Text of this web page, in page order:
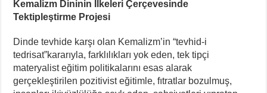
Kemalizm Dininin İlkeleri Çerçevesinde
Tektipleştirme Projesi
Dinde tevhide karşı olan Kemalizm’in “tevhid-i
tedrisat”kararıyla, farklılıkları yok eden, tek tipçi
materyalist eğitim politikalarını esas alarak
gerçekleştirilen pozitivist eğitimle, fıtratlar bozulmuş,